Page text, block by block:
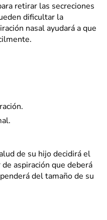
retirar las secreciones
dificultar la
nasal ayudará a que
de su hijo decidirá el
aspiración que deberá
del tamaño de su